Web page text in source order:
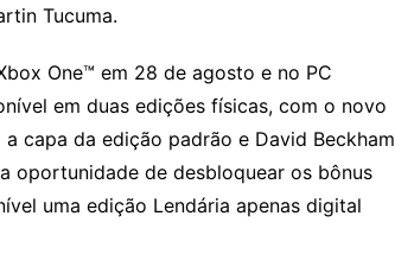
Tucuma.
One™ em 28 de agosto e no PC
em duas edições físicas, com o novo
capa da edição padrão e David Beckham
oportunidade de desbloquear os bônus
uma edição Lendária apenas digital